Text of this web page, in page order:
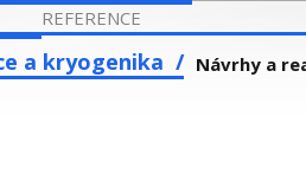
REFERENCE
a kryogenika Návrhy a